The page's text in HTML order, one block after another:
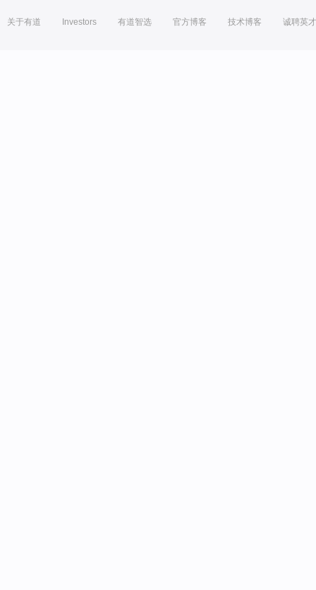
关于有道 Investors 有道智选 官方博客 技术博客 诚聘英才